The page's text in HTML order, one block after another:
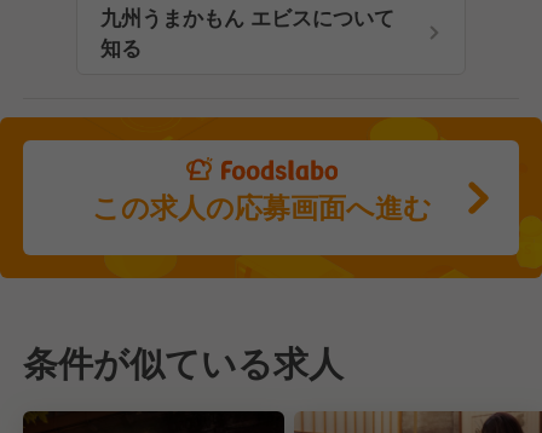
九州うまかもん エビスについて
知る
この求人の応募画面へ進む
条件が似ている求人